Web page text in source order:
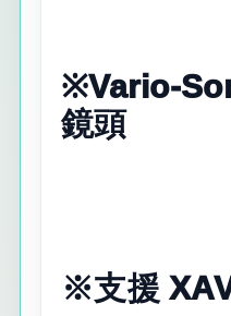
※Vario-
鏡頭
※支援